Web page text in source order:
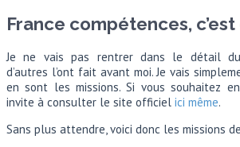
France compétences, c’est
Je ne vais pas rentrer dans le détail du
d’autres l’ont fait avant moi. Je vais
en sont les missions. Si vous souhaitez
invite à consulter le site officiel ici même.
Sans plus attendre, voici donc les missions